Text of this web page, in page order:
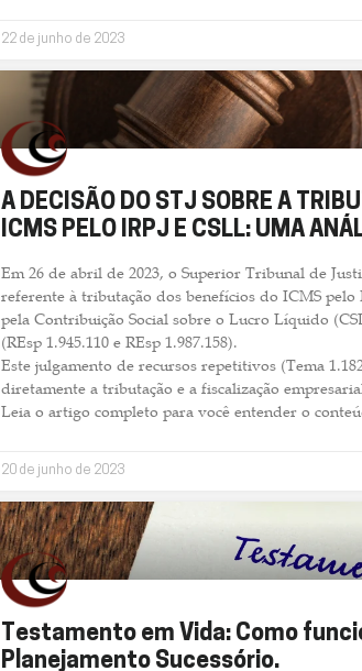
22 de junho de 2023
A DECISÃO DO STJ SOBRE A
ICMS PELO IRPJ E CSLL: UMA
Em 26 de abril de 2023, o Superior Tribunal de
referente à tributação dos benefícios do ICMS pelo
pela Contribuição Social sobre o Lucro Líquido
(REsp 1.945.110 e REsp 1.987.158).
Este julgamento de recursos repetitivos (Tema
diretamente a tributação e a fiscalização
Leia o artigo completo para você entender o
20 de junho de 2023
Testamento em Vida: Como
Planejamento Sucessório.